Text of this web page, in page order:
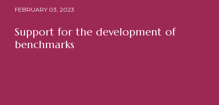
REFERENCES
FEBRUARY 03, 2023
Support for the development of
benchmarks